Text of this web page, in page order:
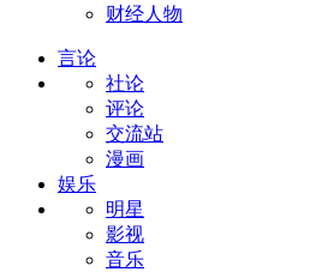
财经人物
言论
社论
评论
交流站
漫画
娱乐
明星
影视
音乐